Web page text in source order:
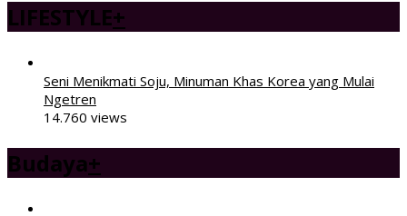
LIFESTYLE+
Seni Menikmati Soju, Minuman Khas Korea yang Mulai
Ngetren
14.760 views
Budaya+